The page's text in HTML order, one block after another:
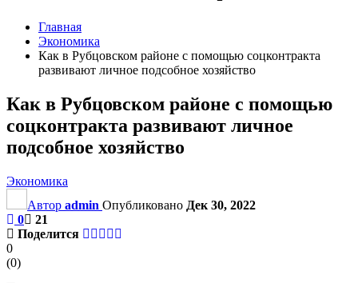
Главная
Экономика
Как в Рубцовском районе с помощью соцконтракта
развивают личное подсобное хозяйство
Как в Рубцовском районе с помощью
соцконтракта развивают личное
подсобное хозяйство
Экономика
Автор admin Опубликовано Дек 30, 2022
0
21
Поделится
0
(0)